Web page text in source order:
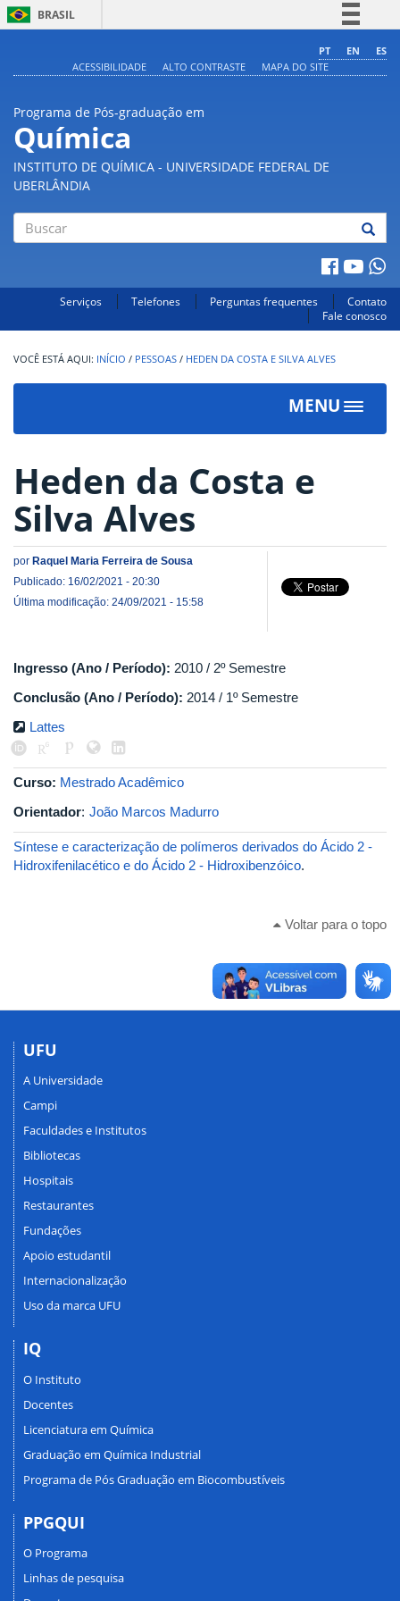
BRASIL
Comunica BR
PT EN
ES
ACESSIBILIDADE
ALTO CONTRASTE MAPA DO SITE
Programa de Pós-graduação em
Química
INSTITUTO DE QUÍMICA - UNIVERSIDADE FEDERAL DE
UBERLÂNDIA
Serviços Telefones Perguntas frequentes
Contato
Fale conosco
INÍCIO / PESSOAS / HEDEN DA COSTA E SILVA ALVES
MENU
Toggle
Heden da Costa e
Silva Alves
por Raquel Maria Ferreira de Sousa
Publicado: 16/02/2021 - 20:30
Última modificação: 24/09/2021 - 15:58
Ingresso (Ano / Período): 2010 / 2º Semestre
Conclusão (Ano / Período): 2014 / 1º Semestre
Lattes
Curso: Mestrado Acadêmico
Orientador: João Marcos Madurro
Síntese e caracterização de polímeros derivados do Ácido 2 -
Hidroxifenilacético e do Ácido 2 - Hidroxibenzóico.
Voltar para o topo
UFU
A Universidade
Campi
Faculdades e Institutos
Bibliotecas
Hospitais
Restaurantes
Fundações
Apoio estudantil
Internacionalização
Uso da marca UFU
IQ
O Instituto
Docentes
Licenciatura em Química
Graduação em Química Industrial
Programa de Pós Graduação em Biocombustíveis
PPGQUI
O Programa
Linhas de pesquisa